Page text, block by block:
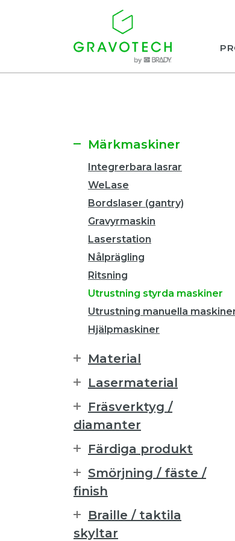
Märkmaskiner
Integrerbara lasrar
WeLase
Bordslaser (gantry)
Gravyrmaskin
Laserstation
Nålprägling
Ritsning
Utrustning styrda maskiner
Utrustning manuella
Hjälpmaskiner
Material
Lasermaterial
Fräsverktyg /
diamanter
Färdiga produkt
Smörjning / fäste /
finish
Braille / taktila
skyltar